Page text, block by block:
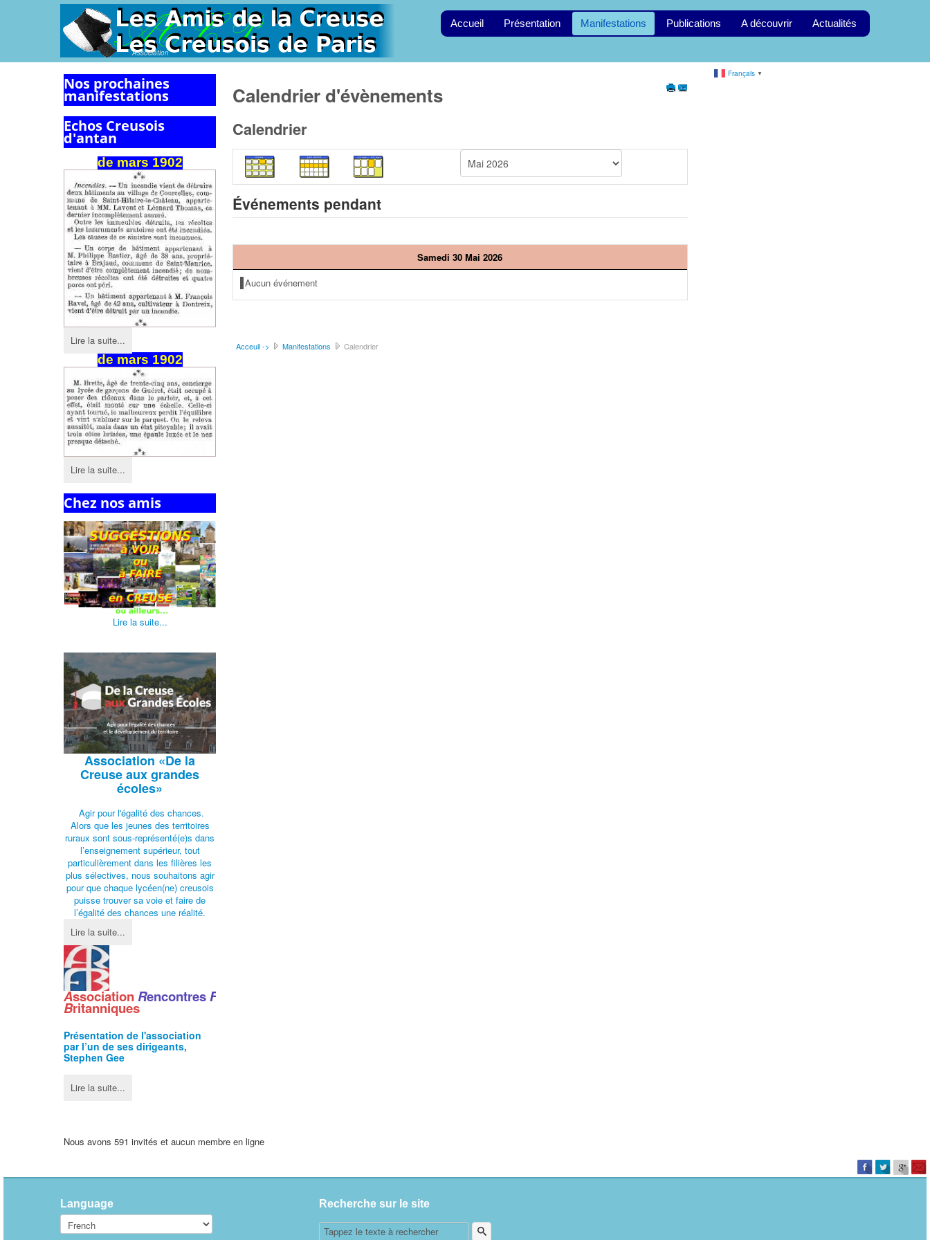
Association
Accueil Présentation Manifestations Publications A découvrir Actualités
Nos prochaines
manifestations
Echos Creusois
d'antan
de mars 1902
Lire la suite...
de mars 1902
Lire la suite...
Chez nos amis
Lire la suite...
Association «De la
Creuse aux grandes
écoles»
Agir pour l'égalité des chances.
Alors que les jeunes des territoires
ruraux sont sous-représenté(e)s dans
l’enseignement supérieur, tout
particulièrement dans les filières les
plus sélectives, nous souhaitons agir
pour que chaque lycéen(ne) creusois
puisse trouver sa voie et faire de
l’égalité des chances une réalité.
Lire la suite...
AssociationRencontresF
Britanniques
Présentation de l'association
par l’un de ses dirigeants,
Stephen Gee
Lire la suite...
Calendrier d'évènements
Calendrier
Événements pendant
Samedi 30 Mai 2026
Aucun événement
Acceuil -> Manifestations Calendrier
Français ▼
Nous avons 591 invités et aucun membre en ligne
Language Recherche sur le site